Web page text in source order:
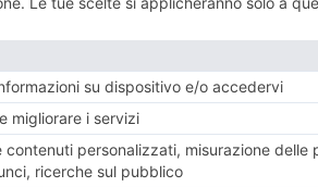
voci del comparto ‘casa’:
-3%.
nel 2018 hanno speso 217 milioni
che la quota maggiore, 73